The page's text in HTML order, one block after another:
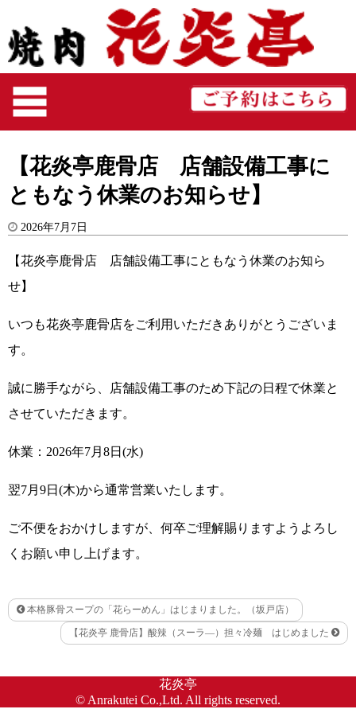
【花炎亭鹿骨店 店舗設備工事に
ともなう休業のお知らせ】
2026年7月7日
【花炎亭鹿骨店 店舗設備工事にともなう休業のお知ら
せ】
いつも花炎亭鹿骨店をご利用いただきありがとうございま
す。
誠に勝手ながら、店舗設備工事のため下記の日程で休業と
させていただきます。
休業：2026年7月8日(水)
翌7月9日(木)から通常営業いたします。
ご不便をおかけしますが、何卒ご理解賜りますようよろし
くお願い申し上げます。
本格豚骨スープの「花らーめん」はじまりました。（坂戸店）
【花炎亭 鹿骨店】酸辣（スーラ―）担々冷麺 はじめました
花炎亭
© Anrakutei Co.,Ltd. All rights reserved.